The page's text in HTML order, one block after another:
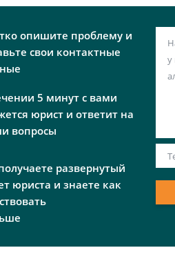
опишите проблему и
свои контактные
5 минут с вами
юрист и ответит на
вопросы
развернутый
юриста и знаете как